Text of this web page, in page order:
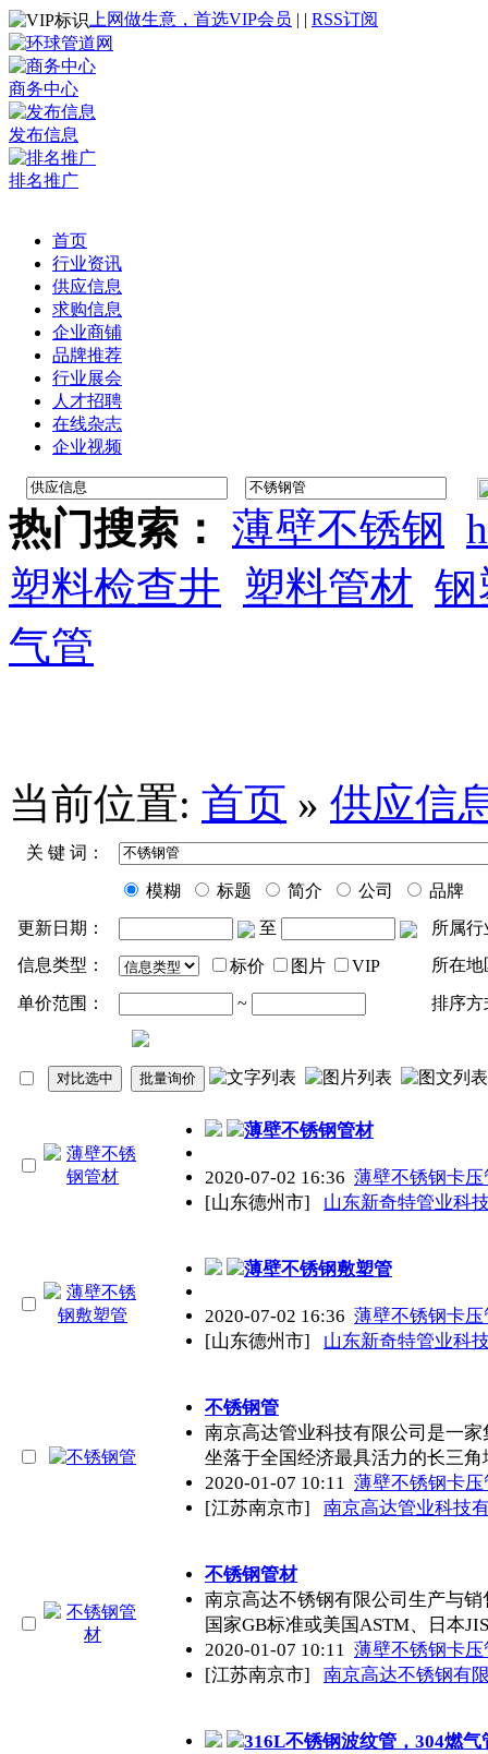
上网做生意，首选VIP会员 | | RSS订阅
商务中心
发布信息
排名推广
首页
行业资讯
供应信息
求购信息
企业商铺
品牌推荐
行业展会
人才招聘
在线杂志
企业视频
热门搜索： 薄壁不锈钢
塑料检查井 塑料管材 钢
气管
当前位置: 首页 » 供应信
关 键 词：
模糊 标题 简介 公司
品牌
更新日期：
至
所属行
信息类型：
标价 图片 VIP 所在地
单价范围： ~ 排序方
薄壁不锈钢管材
2020-07-02 16:36 薄壁不锈钢卡压
[山东德州市]
山东新奇特管业科
薄壁不锈钢敷塑管
2020-07-02 16:36 薄壁不锈钢卡压
[山东德州市]
山东新奇特管业科
不锈钢管
南京高达管业科技有限公司是一
坐落于全国经济最具活力的长三角
2020-01-07 10:11 薄壁不锈钢卡压
[江苏南京市]
南京高达管业科技
不锈钢管材
南京高达不锈钢有限公司生产与
国家GB标准或美国ASTM、日本
2020-01-07 10:11 薄壁不锈钢卡压
[江苏南京市]
南京高达不锈钢有
316L不锈钢波纹管，304燃气